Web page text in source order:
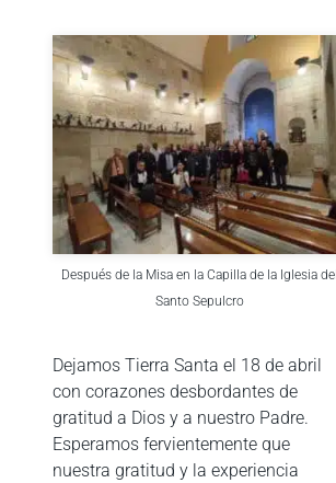
Después de la Misa en la Capilla de la Iglesia del
Santo Sepulcro
Dejamos Tierra Santa el 18 de abril
con corazones desbordantes de
gratitud a Dios y a nuestro Padre.
Esperamos fervientemente que
nuestra gratitud y la experiencia